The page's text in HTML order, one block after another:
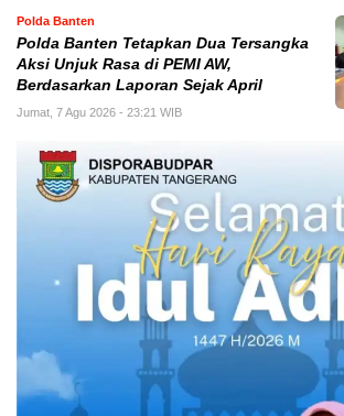
Polda Banten
Polda Banten Tetapkan Dua Tersangka
Aksi Unjuk Rasa di PEMI AW,
Berdasarkan Laporan Sejak April
Jumat, 7 Agu 2026 - 23:21 WIB